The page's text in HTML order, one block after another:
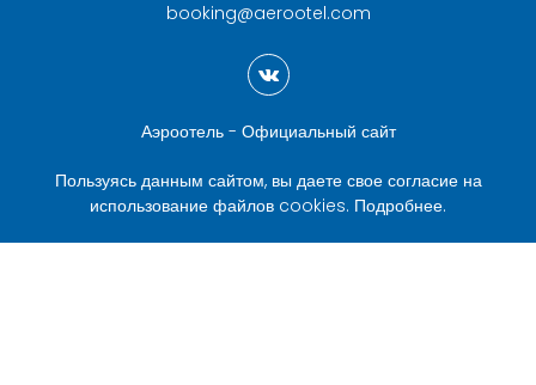
booking@aerootel.com
Аэроотель - Официальный сайт
Пользуясь данным сайтом, вы даете свое согласие на
использование файлов cookies. Подробнее.